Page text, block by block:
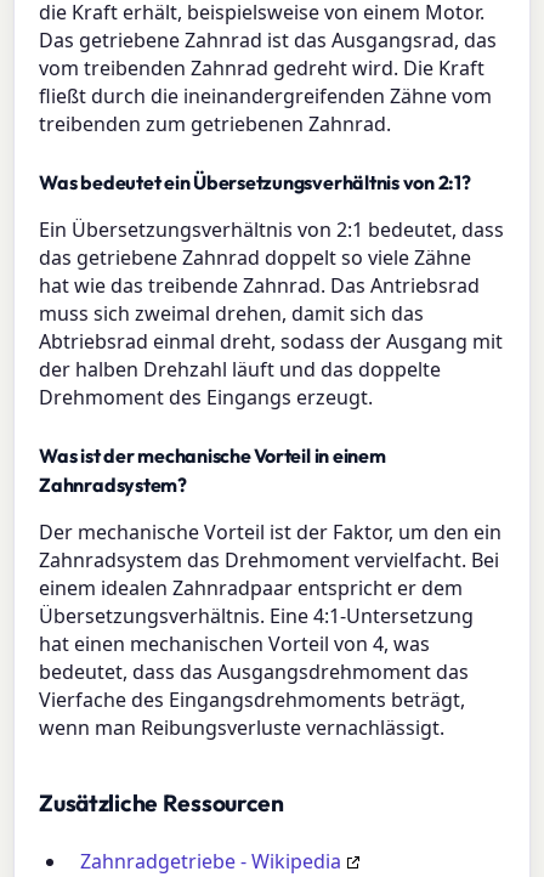
die Kraft erhält, beispielsweise von einem Motor.
Das getriebene Zahnrad ist das Ausgangsrad, das
vom treibenden Zahnrad gedreht wird. Die Kraft
fließt durch die ineinandergreifenden Zähne vom
treibenden zum getriebenen Zahnrad.
Was bedeutet ein Übersetzungsverhältnis von 2:1?
Ein Übersetzungsverhältnis von 2:1 bedeutet, dass
das getriebene Zahnrad doppelt so viele Zähne
hat wie das treibende Zahnrad. Das Antriebsrad
muss sich zweimal drehen, damit sich das
Abtriebsrad einmal dreht, sodass der Ausgang mit
der halben Drehzahl läuft und das doppelte
Drehmoment des Eingangs erzeugt.
Was ist der mechanische Vorteil in einem
Zahnradsystem?
Der mechanische Vorteil ist der Faktor, um den ein
Zahnradsystem das Drehmoment vervielfacht. Bei
einem idealen Zahnradpaar entspricht er dem
Übersetzungsverhältnis. Eine 4:1-Untersetzung
hat einen mechanischen Vorteil von 4, was
bedeutet, dass das Ausgangsdrehmoment das
Vierfache des Eingangsdrehmoments beträgt,
wenn man Reibungsverluste vernachlässigt.
Zusätzliche Ressourcen
Zahnradgetriebe - Wikipedia